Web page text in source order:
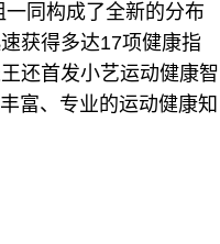
同构成了全新的分布
获得多达17项健康指
还首发小艺运动健康智
富、专业的运动健康知